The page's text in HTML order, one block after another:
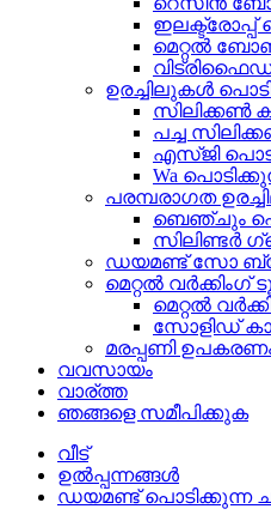
മെറ്റൽ
ഉരച്ചിലുകൾ
സിലിക്കൺ
പച്ച
എസ്ജി
Wa
പരമ്പരാഗത
ബെഞ്ചും
സിലിണ്ടർ
ഡയമണ്ട് സോ
മെറ്റൽ
മെറ്റൽ
സോളിഡ്
മരപ്പണി
വവസായം
വാര്ത്ത
ഞങ്ങളെ സമീപിക്കുക
വീട്
ഉൽപ്പന്നങ്ങൾ
ഡയമണ്ട് പൊടിക്കുന്ന